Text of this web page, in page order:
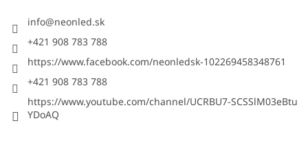
info@neonled.sk
+421 908 783 788
https://www.facebook.com/neonledsk-102269458348761
+421 908 783 788
https://www.youtube.com/channel/UCRBU7-SCSSlM03eBtu
YDoAQ